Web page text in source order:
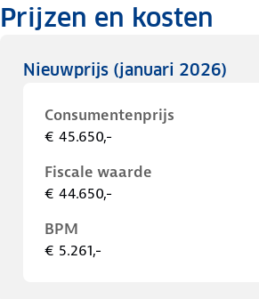
Prijzen en kosten
Nieuwprijs (januari 2026)
Consumentenprijs
€ 45.650,-
Fiscale waarde
€ 44.650,-
BPM
€ 5.261,-